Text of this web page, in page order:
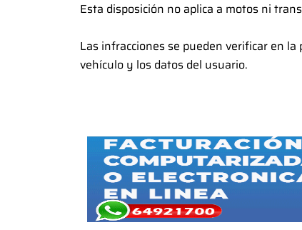
Esta disposición no aplica a motos ni
Las infracciones se pueden verificar en
vehículo y los datos del usuario.